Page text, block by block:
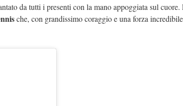
da tutti i presenti con la mano appoggiata sul cuore.
che, con grandissimo coraggio e una forza